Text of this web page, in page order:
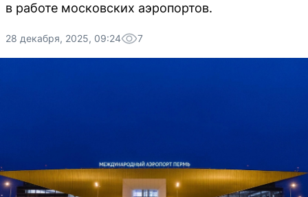
в работе московских аэропортов.
28 декабря, 2025, 09:24 7